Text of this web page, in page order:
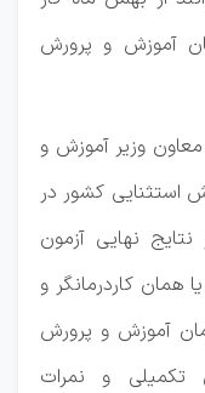
آموزش و پرورش
وزیر آموزش و
استثنایی کشور در
نتایج نهایی آزمون
همان کاردرمانگر و
آموزش و پرورش
تکمیلی و نمرات